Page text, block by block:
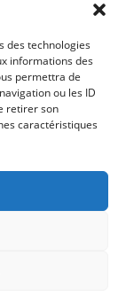
des technologies
informations des
permettra de
ou les ID
retirer son
caractéristiques